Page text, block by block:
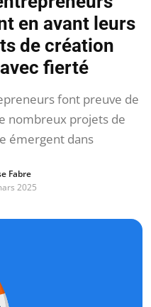
en avant leurs
de création
fierté
font preuve de
nombreux projets de
émergent dans
Fabre
2025